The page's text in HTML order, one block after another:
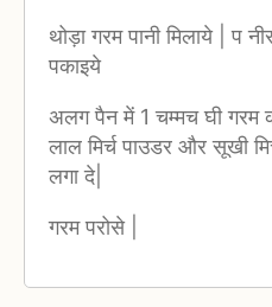
थोड़ा गरम पानी मिलाये | प
पकाइये
अलग पैन में 1 चम्मच घी गरम
लाल मिर्च पाउडर और सूखी
लगा दे|
गरम परोसे |